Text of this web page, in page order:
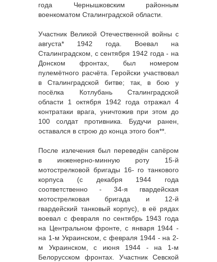
года Чернышковским районным
военкоматом Сталинградской области.
Участник Великой Отечественной войны с
августа* 1942 года. Воевал на
Сталинградском, с сентября 1942 года - на
Донском фронтах, был номером
пулемётного расчёта. Геройски участвовал
в Сталинградской битве; так, в бою у
посёлка Котлубань Сталинградской
области 1 октября 1942 года отражал 4
контратаки врага, уничтожив при этом до
100 солдат противника. Будучи ранен,
оставался в строю до конца этого боя**.
После излечения был переведён сапёром
в инженерно-минную роту 15-й
мотострелковой бригады 16- го танкового
корпуса (с декабря 1944 года
соответственно - 34-я гвардейская
мотострелковая бригада и 12-й
гвардейский танковый корпус), в её рядах
воевал с февраля по сентябрь 1943 года
на Центральном фронте, с января 1944 -
на 1-м Украинском, с февраля 1944 - на 2-
м Украинском, с июня 1944 - на 1-м
Белорусском фронтах. Участник Севской